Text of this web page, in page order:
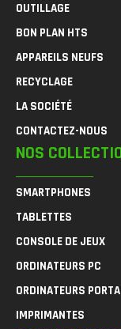
OUTILLAGE
BON PLAN HTS
APPAREILS NEUFS
RECYCLAGE
LA SOCIÉTÉ
CONTACTEZ-NOUS
NOS
SMARTPHONES
TABLETTES
CONSOLE DE JEUX
ORDINATEURS PC
ORDINATEURS
IMPRIMANTES